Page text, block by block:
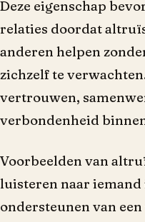
Deze eigenschap
relaties doordat
anderen helpen
zichzelf te
vertrouwen,
verbondenheid
Voorbeelden van
luisteren naar
ondersteunen van